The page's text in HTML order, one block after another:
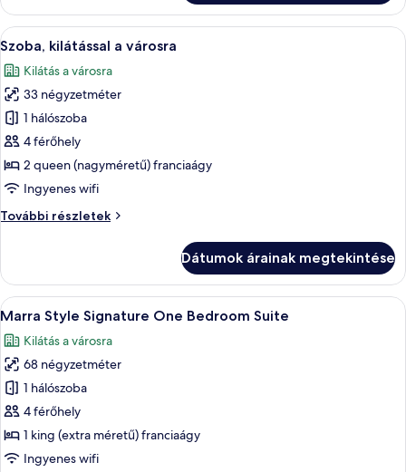
további
részletei
A
következő
szoba
összes
képének
megtekintése:
Szoba,
kilátással
városra
Egy város éjszakai panorámája,
5
Szoba, kilátással a városra
Kilátás a városra
33 négyzetméter
1 hálószoba
4 férőhely
2 queen (nagyméretű) franciaágy
Ingyenes wifi
További részletek
Szoba,
további
részletei
Dátumok árainak megtekintése
A
következő
szoba
összes
képének
megtekintése:
Marra
Style
Egy modern szállodaszoba,
5
Marra Style Signature One Bedroom Suite
Kilátás a városra
68 négyzetméter
1 hálószoba
4 férőhely
1 king (extra méretű) franciaágy
Ingyenes wifi